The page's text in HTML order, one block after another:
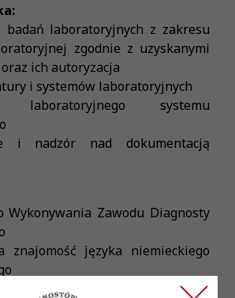
badań laboratoryjnych z zakresu
zgodnie z uzyskanymi
ich autoryzacja
i systemów laboratoryjnych
systemu
i nadzór nad dokumentacją
Wykonywania Zawodu Diagnosty
znajomość języka niemieckiego
manualne w pracy